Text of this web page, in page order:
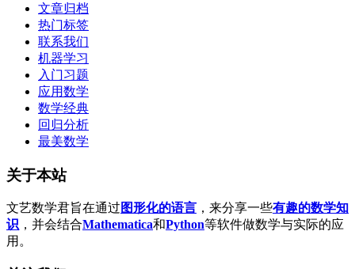
文章归档
热门标签
联系我们
机器学习
入门习题
应用数学
数学经典
回归分析
最美数学
关于本站
文艺数学君旨在通过 图形化的语言 ，来分享一些有趣的数学知
识 ，并会结合Mathematica和Python等软件做数学与实际的应
用。